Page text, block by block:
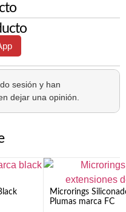
sesión y han
dejar una opinión.
Microrings
Plumas marca FC